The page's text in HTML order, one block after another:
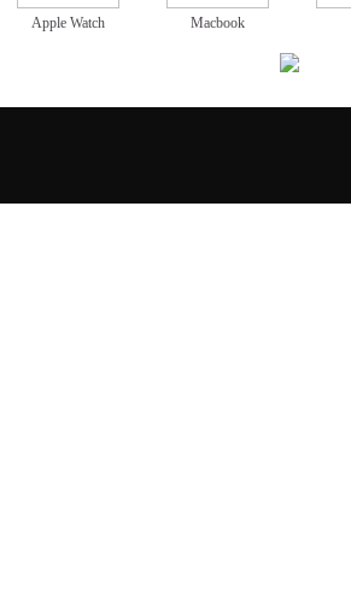
Apple Watch Macbook